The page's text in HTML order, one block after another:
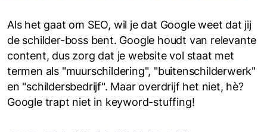
Als het gaat om SEO, wil je dat Google weet dat jij
de schilder-boss bent. Google houdt van relevante
content, dus zorg dat je website vol staat met
termen als "muurschildering", "buitenschilderwerk"
en "schildersbedrijf". Maar overdrijf het niet, hè?
Google trapt niet in keyword-stuffing!